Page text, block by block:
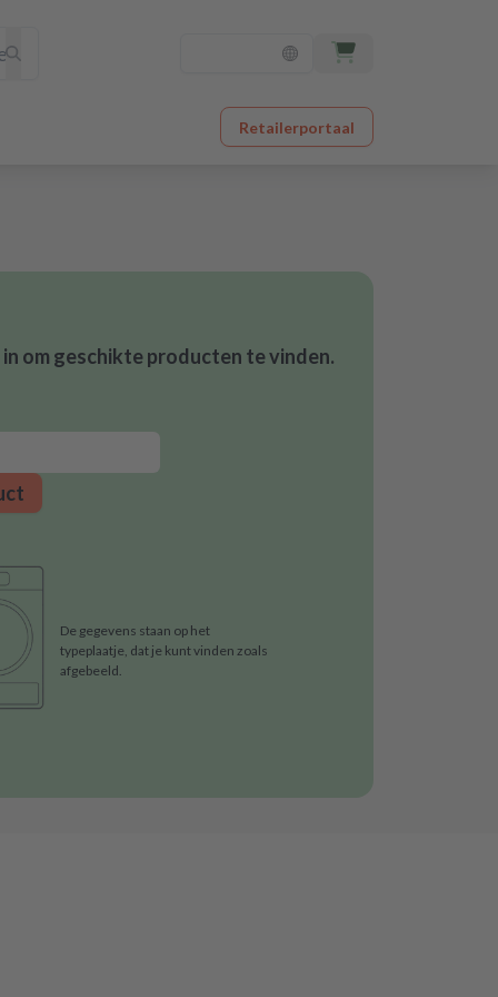
Retailerportaal
om geschikte producten te vinden.
De gegevens staan op het
typeplaatje, dat je kunt vinden zoals
afgebeeld.